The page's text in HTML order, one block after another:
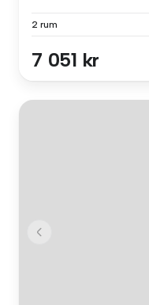
2 rum
7 051 kr